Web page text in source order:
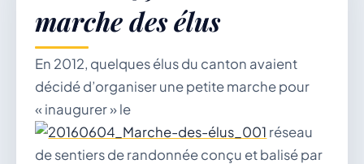
Démarches & Vie pratique
Vie locale & Associations
marche des élus
En 2012, quelques élus du canton avaient
décidé d’organiser une petite marche pour
« inaugurer » le
réseau
de sentiers de randonnée conçu et balisé par